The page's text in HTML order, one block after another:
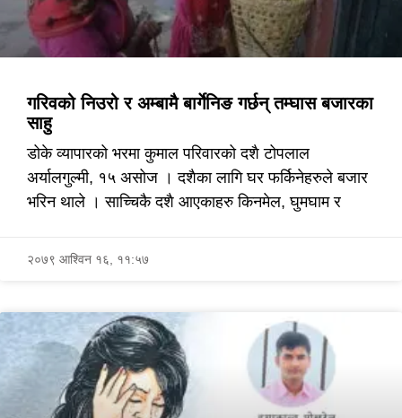
गरिवको निउरो र अम्बामै बार्गेनिङ गर्छन् तम्घास बजारका
साहु
डोके व्यापारको भरमा कुमाल परिवारको दशै टोपलाल
अर्यालगुल्मी, १५ असोज । दशैका लागि घर फर्किनेहरुले बजार
भरिन थाले । साच्चिकै दशै आएकाहरु किनमेल, घुमघाम र
२०७९ आश्विन १६, ११:५७